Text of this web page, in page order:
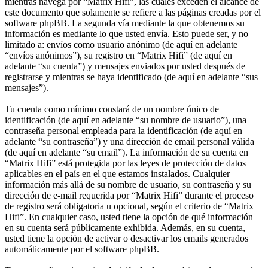
este documento que solamente se refiere a las páginas creadas por el
software phpBB. La segunda vía mediante la que obtenemos su
información es mediante lo que usted envía. Esto puede ser, y no
limitado a: envíos como usuario anónimo (de aquí en adelante
“envíos anónimos”), su registro en “Matrix Hifi” (de aquí en
adelante “su cuenta”) y mensajes enviados por usted después de
registrarse y mientras se haya identificado (de aquí en adelante “sus
mensajes”).
Tu cuenta como mínimo constará de un nombre único de
identificación (de aquí en adelante “su nombre de usuario”), una
contraseña personal empleada para la identificación (de aquí en
adelante “su contraseña”) y una dirección de email personal válida
(de aquí en adelante “su email”). La información de su cuenta en
“Matrix Hifi” está protegida por las leyes de protección de datos
aplicables en el país en el que estamos instalados. Cualquier
información más allá de su nombre de usuario, su contraseña y su
dirección de e-mail requerida por “Matrix Hifi” durante el proceso
de registro será obligatoria u opcional, según el criterio de “Matrix
Hifi”. En cualquier caso, usted tiene la opción de qué información
en su cuenta será públicamente exhibida. Además, en su cuenta,
usted tiene la opción de activar o desactivar los emails generados
automáticamente por el software phpBB.